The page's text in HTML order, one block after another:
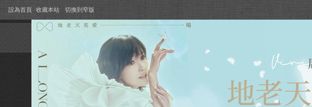
設為首頁 收藏本站 切換到窄版